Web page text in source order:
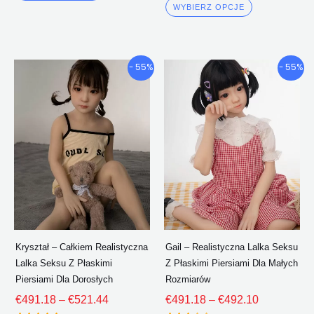
4.00
z 5
WYBIERZ OPCJE
- 55%
Kryształ – Całkiem Realistyczna
Lalka Seksu Z Płaskimi
Piersiami Dla Dorosłych
€491.18 – €521.44
Przedział
cenowy:
€521.44
Ten
produkt
ma
wiele
wariantów.
Opcje
można
wybrać
na
produktu
- 55%
Gail – Realistyczna Lalka Seksu
Z Płaskimi Piersiami Dla Małych
Rozmiarów
€491.18 – €492.10
Przedział
cenowy:
€492.10
Ten
produkt
wiele
wariantów.
Opcje
można
wybrać
na
produktu